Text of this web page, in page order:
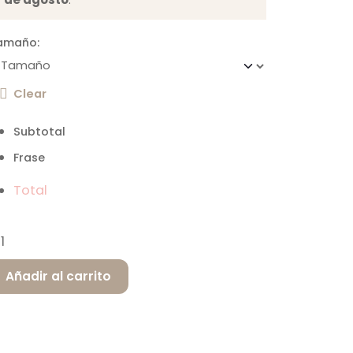
Clear
Subtotal
Frase
Total
Añadir al carrito